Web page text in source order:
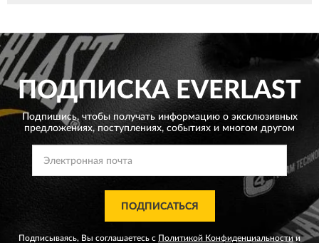
ПОДПИСКАEVERLAST
Подпишись, чтобы получать информацию о эксклюзивных
предложениях, поступлениях, событиях и многом другом
ПОДПИСАТЬСЯ
Подписываясь, Вы соглашаетесь с Политикой Конфиденциальности и